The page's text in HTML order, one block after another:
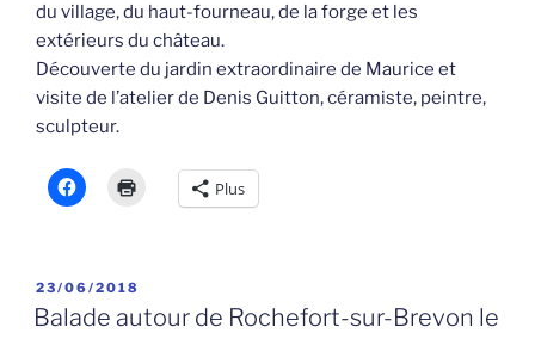
du village, du haut-fourneau, de la forge et les
extérieurs du château.
Découverte du jardin extraordinaire de Maurice et
visite de l’atelier de Denis Guitton, céramiste, peintre,
sculpteur.
Plus
PUBLIÉ
LE
23/06/2018
Balade autour de Rochefort-sur-Brevon le